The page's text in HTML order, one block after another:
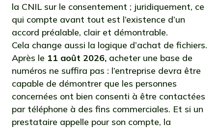
la CNIL sur le consentement ; juridiquement, ce
qui compte avant tout est l’existence d’un
accord préalable, clair et démontrable.
Cela change aussi la logique d’achat de fichiers.
Après le 11 août 2026, acheter une base de
numéros ne suffira pas : l’entreprise devra être
capable de démontrer que les personnes
concernées ont bien consenti à être contactées
par téléphone à des fins commerciales. Et si un
prestataire appelle pour son compte, la